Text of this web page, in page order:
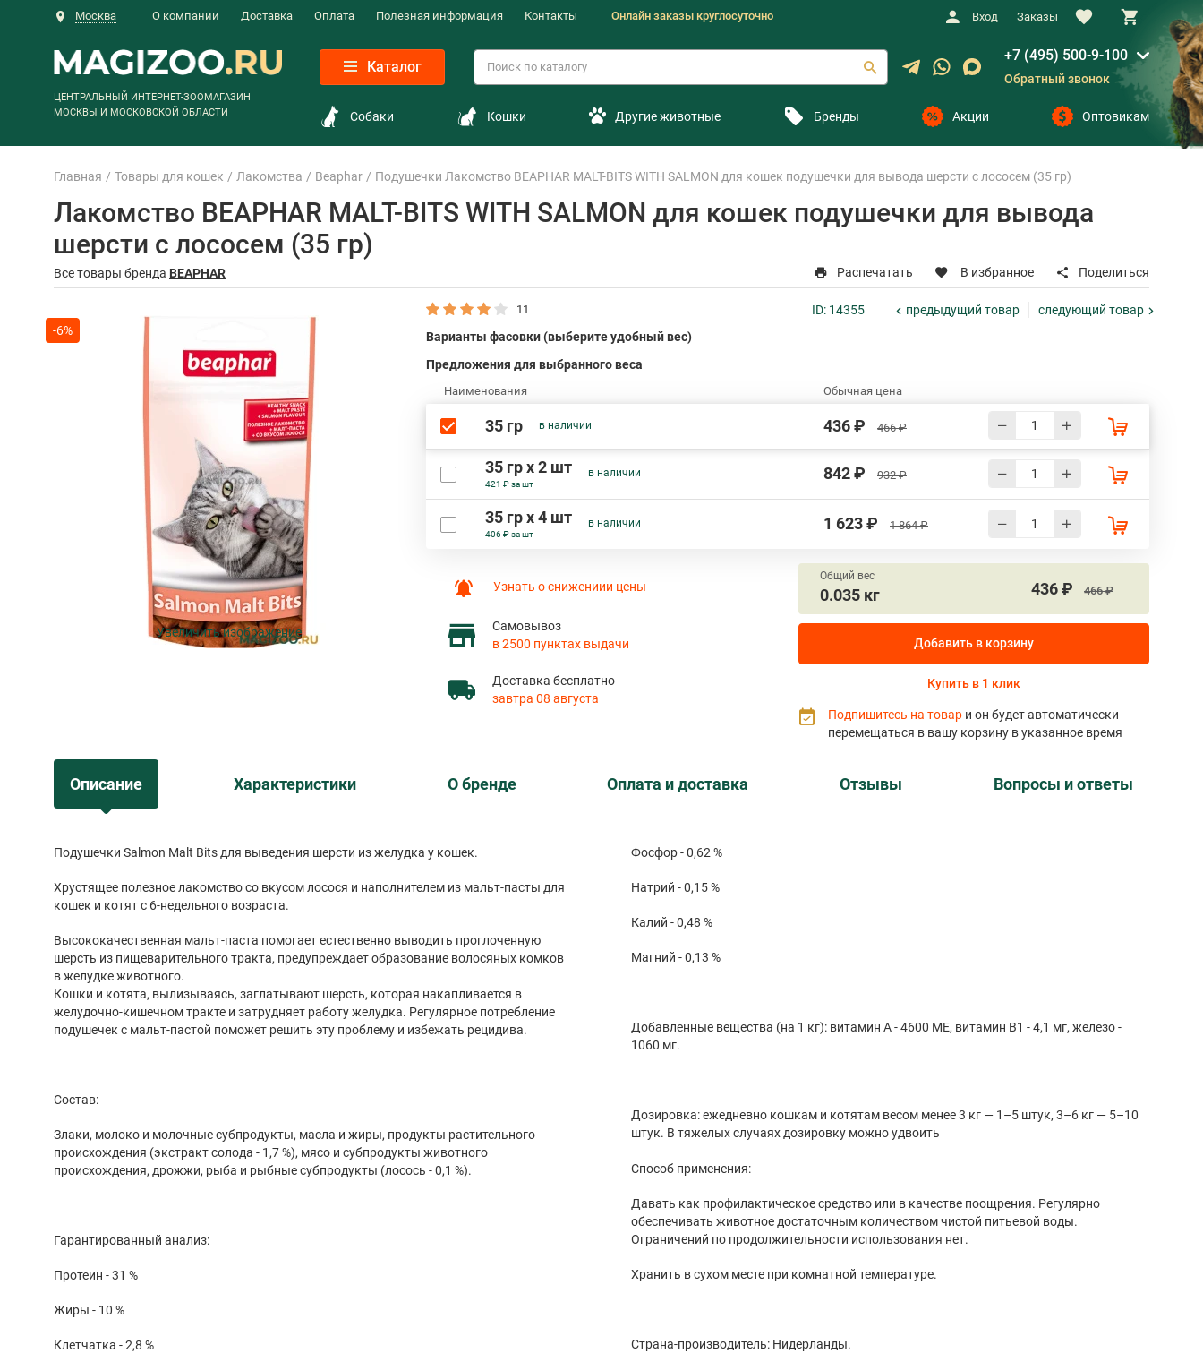
Москва О компании Доставка Оплата Полезная информация Контакты Онлайн заказы круглосуточно Вход Заказы
ЦЕНТРАЛЬНЫЙ ИНТЕРНЕТ-ЗООМАГАЗИН
МОСКВЫ И МОСКОВСКОЙ ОБЛАСТИ
Каталог
+7 (495) 500-9-100
Обратный звонок
Собаки Кошки Другие животные Бренды Акции Оптовикам
Главная Товары для кошек Лакомства Beaphar Подушечки Лакомство BEAPHAR MALT-BITS WITH SALMON для кошек подушечки для вывода шерсти с лососем (35 гр)
Лакомство BEAPHAR MALT-BITS WITH SALMON для кошек подушечки для вывода
шерсти с лососем (35 гр)
Все товары бренда BEAPHAR Распечатать В избранное Поделиться
-6%
Увеличить изображение
11 ID: 14355 предыдущий товар следующий товар
Варианты фасовки (выберите удобный вес)
Предложения для выбранного веса
Наименования Обычная цена
35 гр в наличии 436 ₽ 466 ₽
35 гр х 2 шт
421 ₽ за шт
в наличии 842 ₽ 932 ₽
35 гр х 4 шт
406 ₽ за шт
в наличии 1 623 ₽ 1 864 ₽
Узнать о снижениии цены
Самовывоз
в 2500 пунктах выдачи
Доставка бесплатно
завтра 08 августа
Общий вес
0.035 кг 436 ₽ 466 ₽
Добавить в корзину
Купить в 1 клик
Подпишитесь на товар и он будет автоматически
перемещаться в вашу корзину в указанное время
Описание Характеристики О бренде Оплата и доставка Отзывы Вопросы и ответы
Подушечки Salmon Malt Bits для выведения шерсти из желудка у кошек.
Хрустящее полезное лакомство со вкусом лосося и наполнителем из мальт-пасты для
кошек и котят с 6-недельного возраста.
Высококачественная мальт-паста помогает естественно выводить проглоченную
шерсть из пищеварительного тракта, предупреждает образование волосяных комков
в желудке животного.
Кошки и котята, вылизываясь, заглатывают шерсть, которая накапливается в
желудочно-кишечном тракте и затрудняет работу желудка. Регулярное потребление
подушечек с мальт-пастой поможет решить эту проблему и избежать рецидива.
Состав:
Злаки, молоко и молочные субпродукты, масла и жиры, продукты растительного
происхождения (экстракт солода - 1,7 %), мясо и субпродукты животного
происхождения, дрожжи, рыба и рыбные субпродукты (лосось - 0,1 %).
Гарантированный анализ:
Протеин - 31 %
Жиры - 10 %
Клетчатка - 2,8 %
Фосфор - 0,62 %
Натрий - 0,15 %
Калий - 0,48 %
Магний - 0,13 %
Добавленные вещества (на 1 кг): витамин A - 4600 МЕ, витамин B1 - 4,1 мг, железо -
1060 мг.
Дозировка: ежедневно кошкам и котятам весом менее 3 кг — 1–5 штук, 3–6 кг — 5–10
штук. В тяжелых случаях дозировку можно удвоить
Способ применения:
Давать как профилактическое средство или в качестве поощрения. Регулярно
обеспечивать животное достаточным количеством чистой питьевой воды.
Ограничений по продолжительности использования нет.
Хранить в сухом месте при комнатной температуре.
Страна-производитель: Нидерланды.